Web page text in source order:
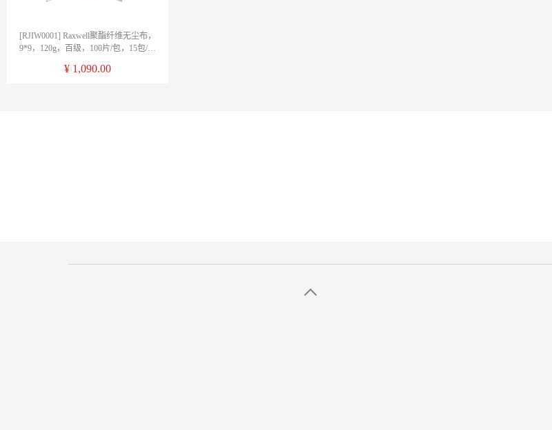
[RJIW0001] Raxwell聚酯纤维无尘布，
9*9，120g，百级，100片/包，15包/箱
¥ 1,090.00